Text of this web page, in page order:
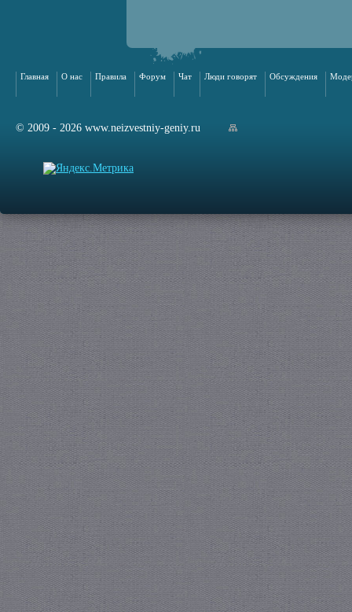
Главная О нас Правила Форум Чат Люди говорят Обсуждения
© 2009 - 2026 www.neizvestniy-geniy.ru
сайта